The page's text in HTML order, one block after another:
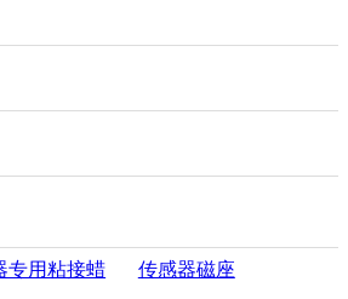
专用粘接蜡 传感器磁座